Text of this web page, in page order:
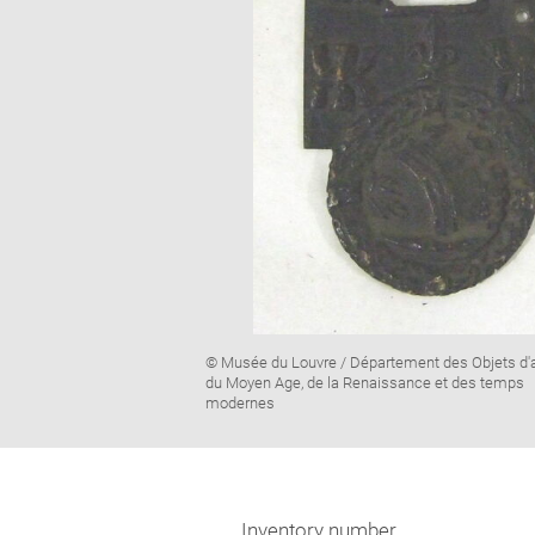
Image
caption:
© Musée du Louvre / Département des Objets
du Moyen Age, de la Renaissance et des temps
modernes